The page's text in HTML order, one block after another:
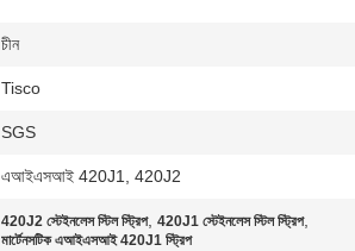
চীন
Tisco
SGS
এআইএসআই 420J1, 420J2
420J2 স্টেইনলেস স্টিল স্ট্রিপ,420J1 স্টেইনলেস স্টিল স্ট্রিপ,
মার্টেনসটিক এআইএসআই 420J1 স্ট্রিপ